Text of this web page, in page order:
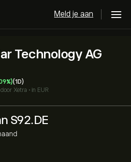
Meld je aan
Technology AG
(1D)
Xetra • in EUR
S92.DE